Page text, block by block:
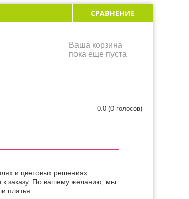
СРАВНЕНИЕ
Ваша корзина
пока еще пуста
0.0 (0 голосов)
и цветовых решениях.
к заказу. По вашему желанию, мы
платья.